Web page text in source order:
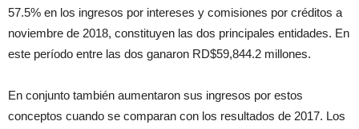
57.5% en los ingresos por intereses y comisiones por créditos a
noviembre de 2018, constituyen las dos principales entidades. En
este período entre las dos ganaron RD$59,844.2 millones.
En conjunto también aumentaron sus ingresos por estos
conceptos cuando se comparan con los resultados de 2017. Los